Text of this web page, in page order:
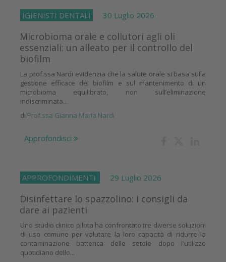
IGIENISTI DENTALI 30 Luglio 2026
Microbioma orale e collutori agli oli
essenziali: un alleato per il controllo del
biofilm
La prof.ssa Nardi evidenzia che la salute orale si basa sulla
gestione efficace del biofilm e sul mantenimento di un
microbioma equilibrato, non sull’eliminazione
indiscriminata...
di Prof.ssa Gianna Maria Nardi
Approfondisci
APPROFONDIMENTI 29 Luglio 2026
Disinfettare lo spazzolino: i consigli da
dare ai pazienti
Uno studio clinico pilota ha confrontato tre diverse soluzioni
di uso comune per valutare la loro capacità di ridurre la
contaminazione batterica delle setole dopo l'utilizzo
quotidiano dello...